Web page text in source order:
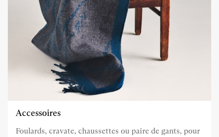
Accessoires
Foulards, cravate, chaussettes ou paire de gants, pour